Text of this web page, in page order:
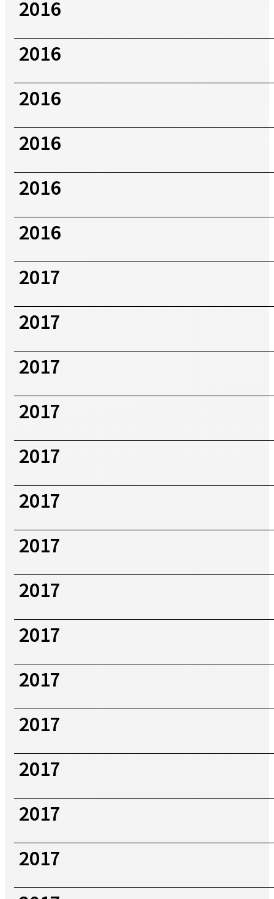
2016
2016
2016
2016
2016
2016
2017
2017
2017
2017
2017
2017
2017
2017
2017
2017
2017
2017
2017
2017